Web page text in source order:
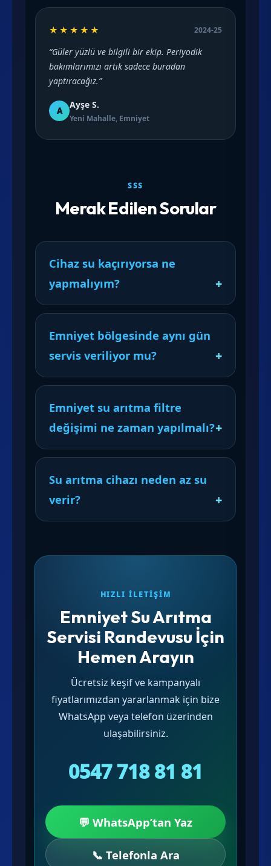
★★★★★ 2024-25
“Güler yüzlü ve bilgili bir ekip. Periyodik
bakımlarımızı artık sadece buradan
yaptıracağız.”
A
Ayşe S.
Yeni Mahalle, Emniyet
SSS
Merak Edilen Sorular
Cihaz su kaçırıyorsa ne
yapmalıyım?
Emniyet bölgesinde aynı gün
servis veriliyor mu?
Emniyet su arıtma filtre
değişimi ne zaman yapılmalı?
Su arıtma cihazı neden az su
verir?
HIZLI İLETIŞIM
Emniyet Su Arıtma
Servisi Randevusu İçin
Hemen Arayın
Ücretsiz keşif ve kampanyalı
fiyatlarımızdan yararlanmak için bize
WhatsApp veya telefon üzerinden
ulaşabilirsiniz.
0547 718 81 81
💬 WhatsApp’tan Yaz
📞 Telefonla Ara